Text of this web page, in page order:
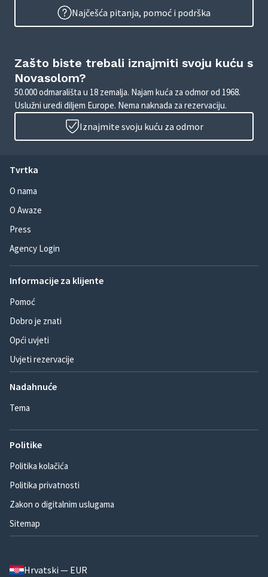
Najčešća pitanja, pomoć i podrška
Zašto biste trebali iznajmiti svoju kuću s
Novasolom?
50.000 odmarališta u 18 zemalja. Najam kuća za odmor od 1968.
Uslužni uredi diljem Europe. Nema naknada za rezervaciju.
Iznajmite svoju kuću za odmor
Tvrtka
O nama
O Awaze
Press
Agency Login
Informacije za klijente
Pomoć
Dobro je znati
Opći uvjeti
Uvjeti rezervacije
Nadahnuće
Tema
Politike
Politika kolačića
Politika privatnosti
Zakon o digitalnim uslugama
Sitemap
Hrvatski — EUR